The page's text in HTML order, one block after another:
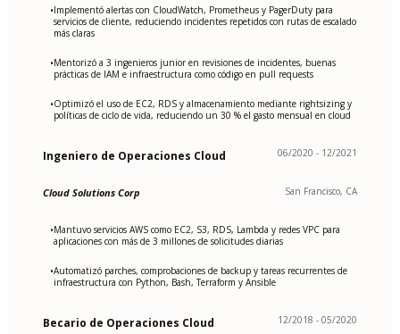
•Implementó alertas con CloudWatch, Prometheus y PagerDuty para
servicios de cliente, reduciendo incidentes repetidos con rutas de escalado
más claras
•Mentorizó a 3 ingenieros junior en revisiones de incidentes, buenas
prácticas de IAM e infraestructura como código en pull requests
•Optimizó el uso de EC2, RDS y almacenamiento mediante rightsizing y
políticas de ciclo de vida, reduciendo un 30 % el gasto mensual en cloud
Ingeniero de Operaciones Cloud 06/2020 - 12/2021
Cloud Solutions Corp San Francisco, CA
•Mantuvo servicios AWS como EC2, S3, RDS, Lambda y redes VPC para
aplicaciones con más de 3 millones de solicitudes diarias
•Automatizó parches, comprobaciones de backup y tareas recurrentes de
infraestructura con Python, Bash, Terraform y Ansible
Becario de Operaciones Cloud 12/2018 - 05/2020